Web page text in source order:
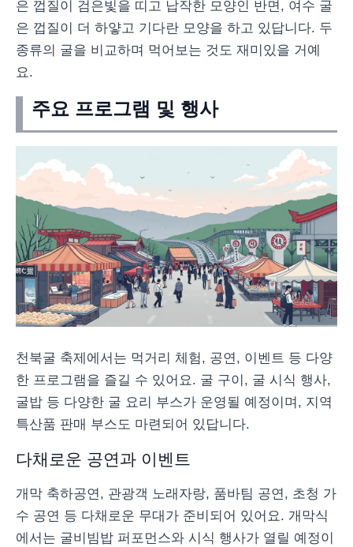
은 껍질이 검은빛을 띠고 납작한 모양인 반면, 여수 굴
은 껍질이 더 하얗고 기다란 모양을 하고 있답니다. 두
종류의 굴을 비교하며 먹어보는 것도 재미있을 거예
요.
주요 프로그램 및 행사
천북굴 축제에서는 먹거리 체험, 공연, 이벤트 등 다양
한 프로그램을 즐길 수 있어요. 굴 구이, 굴 시식 행사,
굴밥 등 다양한 굴 요리 부스가 운영될 예정이며, 지역
특산품 판매 부스도 마련되어 있답니다.
다채로운 공연과 이벤트
개막 축하공연, 관광객 노래자랑, 품바팀 공연, 초청 가
수 공연 등 다채로운 무대가 준비되어 있어요. 개막식
에서는 굴비빔밥 퍼포먼스와 시식 행사가 열릴 예정이